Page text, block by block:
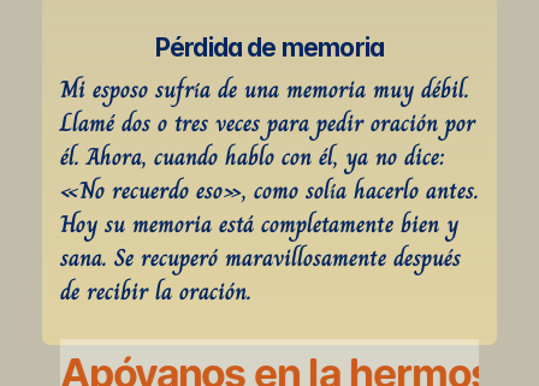
Pérdida de memoria
Mi esposo sufría de una memoria muy débil.
Llamé dos o tres veces para pedir oración por
él. Ahora, cuando hablo con él, ya no dice:
«No recuerdo eso», como solía hacerlo antes.
Hoy su memoria está completamente bien y
sana. Se recuperó maravillosamente después
de recibir la oración.
Apóyanos en la hermosa